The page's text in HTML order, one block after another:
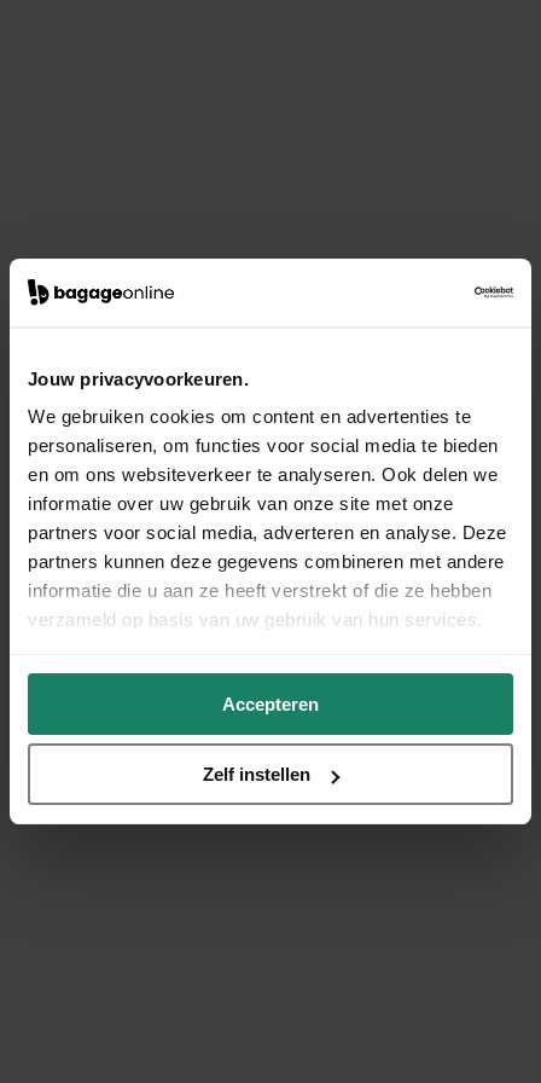
Jouw privacyvoorkeuren.
We gebruiken cookies om content en advertenties te
personaliseren, om functies voor social media te bieden
en om ons websiteverkeer te analyseren. Ook delen we
informatie over uw gebruik van onze site met onze
partners voor social media, adverteren en analyse. Deze
partners kunnen deze gegevens combineren met andere
informatie die u aan ze heeft verstrekt of die ze hebben
verzameld op basis van uw gebruik van hun services.
Accepteren
Zelf instellen